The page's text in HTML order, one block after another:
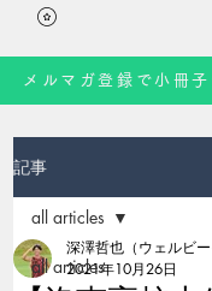
メルマガ登録で小冊
記事
all articles
all articles
深澤哲也（ウェルビ
2021年10月26日